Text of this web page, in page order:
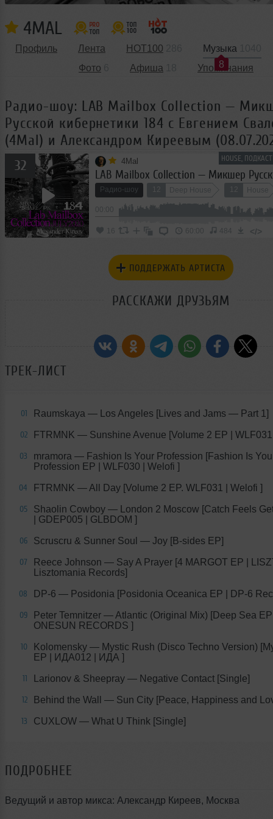
4MAL
Профиль Лента HOT100
Музыка
8
Фото
Афиша Упоминания
Радио-шоу: LAB Mailbox Collection —
Русской кибернетики 184 с Евгением
(4Mal) и Александром Киреевым
HOUSE,
32 4Mal
Радио-шоу 12 Deep House 12 House
16 60:00 </>
ПОДДЕРЖАТЬ АРТИСТА
РАССКАЖИ ДРУЗЬЯМ
ТРЕК-ЛИСТ
01 Raumskaya — Los Angeles [Lives and Jams — Part 1]
02 FTRMNK — Sunshine Avenue [Volume 2 EP |
03
mramora — Fashion Is Your Profession [Fashion Is
Profession EP | WLF030 | Welofi ]
04 FTRMNK — All Day [Volume 2 EP. WLF031 | Welofi ]
05
Shaolin Cowboy — London 2 Moscow [Catch Feels
| GDEP005 | GLBDOM ]
06 Scruscru & Sunner Soul — Joy [B​-​sides EP]
07
Reece Johnson — Say A Prayer [4 MARGOT EP |
Lisztomania Records]
08 DP-6 — Posidonia [Posidonia Oceanica EP | DP-6
09
Peter Temnitzer — Atlantic (Original Mix) [Deep Sea
ONESUN RECORDS ]
10
Kolomensky — Mystic Rush (Disco Techno Version)
EP | ИДА012 | ИДА ]
11 Larionov & Sheepray — Negative Contact [Single]
12 Behind the Wall — Sun City [Peace, Happiness and
13 CUXLOW — What U Think [Single]
ПОДРОБНЕЕ
Ведущий и автор микса: Александр Киреев, Москва